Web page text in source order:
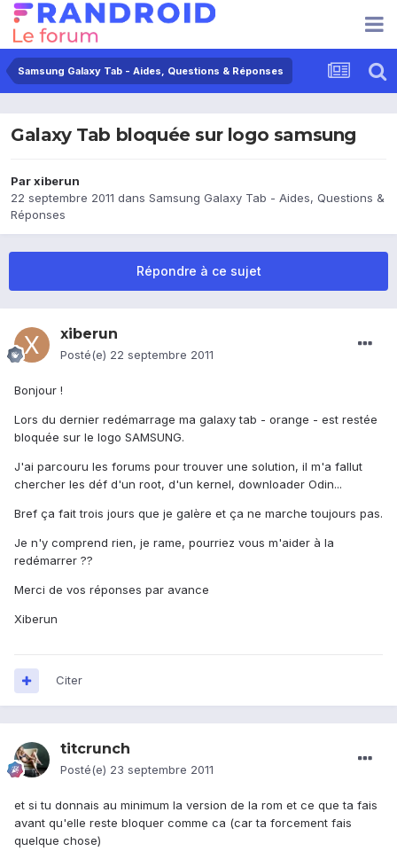
Samsung Galaxy Tab - Aides, Questions & Réponses
Galaxy Tab bloquée sur logo samsung
Parxiberun
22 septembre 2011 dans Samsung Galaxy Tab - Aides, Questions &
Réponses
Répondre à ce sujet
xiberun
Posté(e) 22 septembre 2011
Bonjour !
Lors du dernier redémarrage ma galaxy tab - orange - est restée
bloquée sur le logo SAMSUNG.
J'ai parcouru les forums pour trouver une solution, il m'a fallut
chercher les déf d'un root, d'un kernel, downloader Odin...
Bref ça fait trois jours que je galère et ça ne marche toujours pas.
Je n'y comprend rien, je rame, pourriez vous m'aider à la
redémarrer ??
Merci de vos réponses par avance
Xiberun
Citer
titcrunch
Posté(e) 23 septembre 2011
et si tu donnais au minimum la version de la rom et ce que ta fais
avant qu'elle reste bloquer comme ca (car ta forcement fais
quelque chose)